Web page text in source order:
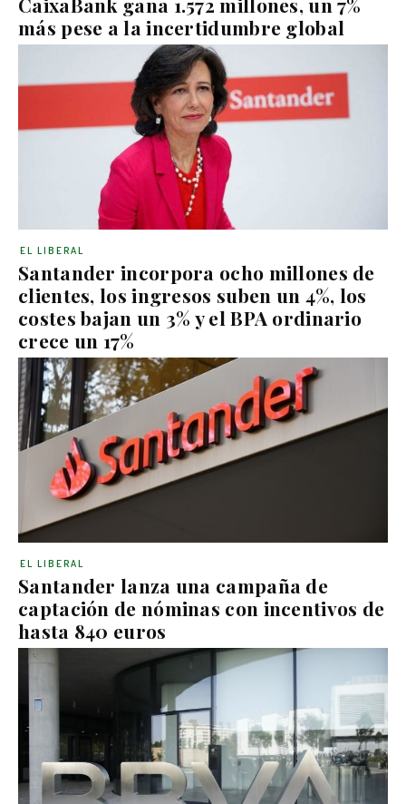
más pese a la incertidumbre global
Santander incorpora ocho millones de
clientes, los ingresos suben un 4%, los
costes bajan un 3% y el BPA ordinario
crece un 17%
EL LIBERAL
Santander lanza una campaña de
captación de nóminas con incentivos de
hasta 840 euros
EL LIBERAL